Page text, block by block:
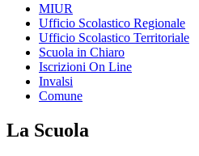
MIUR
Ufficio Scolastico Regionale
Ufficio Scolastico Territoriale
Scuola in Chiaro
Iscrizioni On Line
Invalsi
Comune
La Scuola